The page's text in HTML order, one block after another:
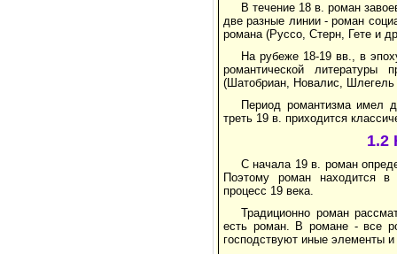
В течение 18 в. роман
две разные линии - роман
романа (Руссо, Стерн, Гете и
На рубеже 18-19 вв., в
романтической литературы
(Шатобриан, Новалис, Шлегель
Период романтизма имел
треть 19 в. приходится
1.2
С начала 19 в. роман
Поэтому роман находится в
процесс 19 века.
Традиционно роман
есть роман. В романе - все
господствуют иные элементы